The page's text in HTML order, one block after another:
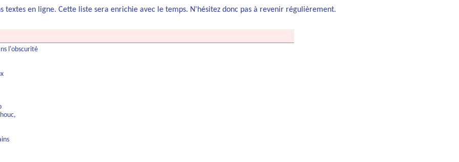
textes en ligne. Cette liste sera enrichie avec le temps. N'hésitez donc pas à revenir régulièrement.
l'obscurité